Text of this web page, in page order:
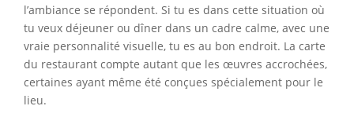
l’ambiance se répondent. Si tu es dans cette situation où
tu veux déjeuner ou dîner dans un cadre calme, avec une
vraie personnalité visuelle, tu es au bon endroit. La carte
du restaurant compte autant que les œuvres accrochées,
certaines ayant même été conçues spécialement pour le
lieu.